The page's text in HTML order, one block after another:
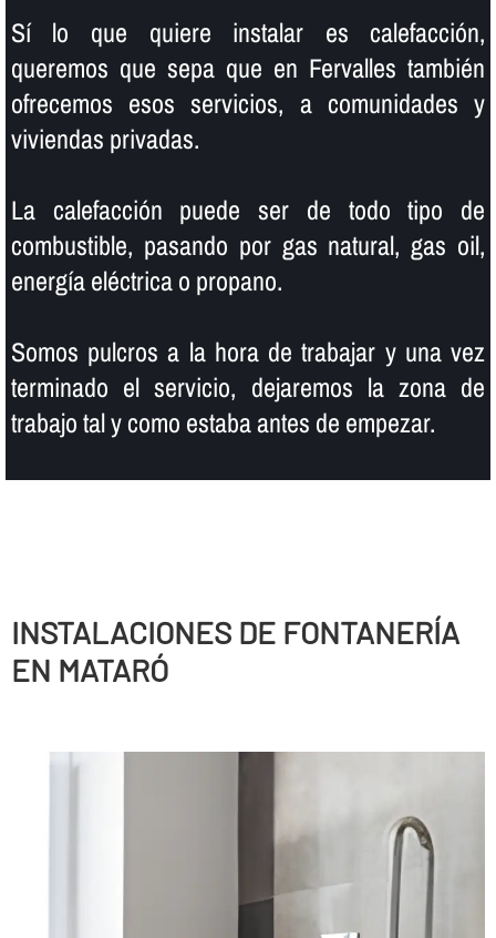
Sí­ lo que quiere instalar es calefacción,
queremos que sepa que en Fervalles también
ofrecemos esos servicios, a comunidades y
viviendas privadas.
La calefacción puede ser de todo tipo de
combustible, pasando por gas natural, gas oil,
energí­a eléctrica o propano.
Somos pulcros a la hora de trabajar y una vez
terminado el servicio, dejaremos la zona de
trabajo tal y como estaba antes de empezar.
INSTALACIONES DE FONTANERÍ­A
EN MATARÓ